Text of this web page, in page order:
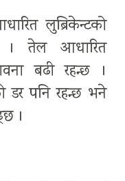
लुब्रिकेन्टको
। तेल आधारित
बढी रहन्छ ।
डर पनि रहन्छ भने
।